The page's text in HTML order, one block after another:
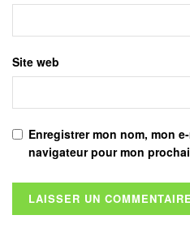
Site web
Enregistrer mon nom, mon
navigateur pour mon